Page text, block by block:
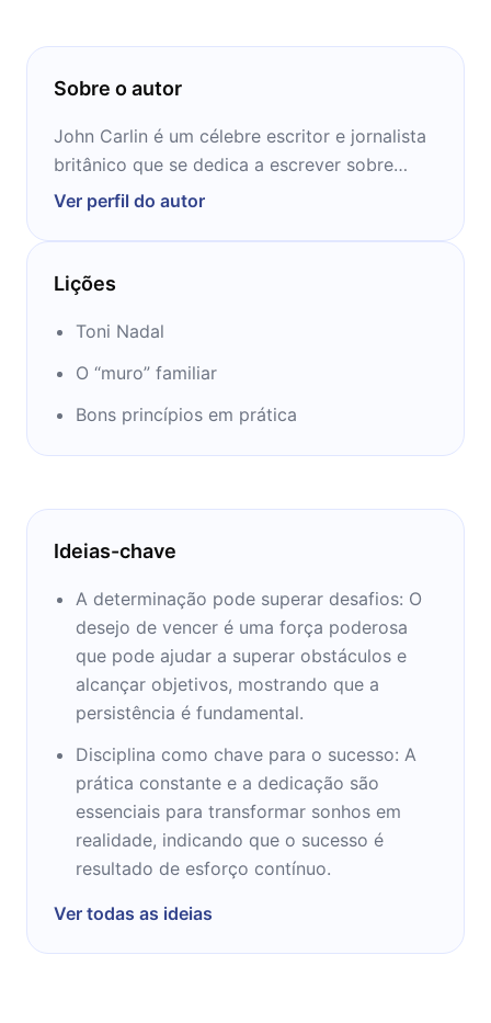
Sobre o autor
John Carlin é um célebre escritor e jornalista
britânico que se dedica a escrever sobre
Ver perfil do autor
Lições
Toni Nadal
O “muro” familiar
Bons princípios em prática
Ideias-chave
A determinação pode superar desafios: O
desejo de vencer é uma força poderosa
que pode ajudar a superar obstáculos e
alcançar objetivos, mostrando que a
persistência é fundamental.
Disciplina como chave para o sucesso: A
prática constante e a dedicação são
essenciais para transformar sonhos em
realidade, indicando que o sucesso é
resultado de esforço contínuo.
Ver todas as ideias